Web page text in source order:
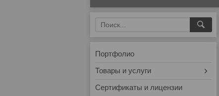
Портфолио
Товары и услуги
Сертификаты и лицензии